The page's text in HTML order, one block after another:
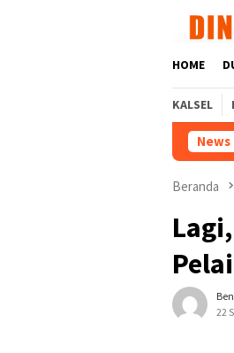
HOME
KALSEL
News
Beranda
22